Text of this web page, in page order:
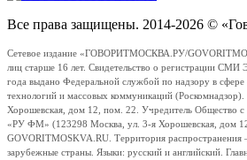
Все права защищены. 2014-2026 ©
Сетевое издание «ГОВОРИТМОСКВА.РУ/
лиц старше 16 лет. Свидетельство о регистрации
года выдано Федеральной службой по надзору в
технологий и массовых коммуникаций
Хорошевская, дом 12, пом. 22. Учредитель Общество с
«РУ ФМ» (123298 Москва, ул. 3-я Хорошевская, дом
GOVORITMOSKVA.RU. Территория распространения
зарубежные страны. Языки: русский и английский.